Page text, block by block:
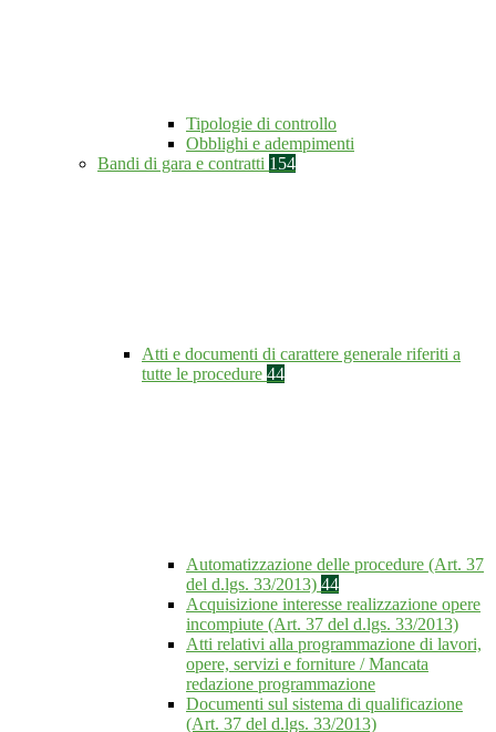
Tipologie di controllo
Obblighi e adempimenti
Bandi di gara e contratti 154
Atti e documenti di carattere generale riferiti a
tutte le procedure 44
Automatizzazione delle procedure (Art. 37
del d.lgs. 33/2013) 44
Acquisizione interesse realizzazione opere
incompiute (Art. 37 del d.lgs. 33/2013)
Atti relativi alla programmazione di lavori,
opere, servizi e forniture / Mancata
redazione programmazione
Documenti sul sistema di qualificazione
(Art. 37 del d.lgs. 33/2013)